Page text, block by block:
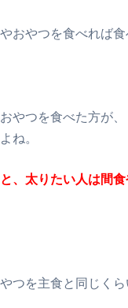
おやつを食べれば
やつを食べた方が
ね。
、太りたい人は間
つを主食と同じく